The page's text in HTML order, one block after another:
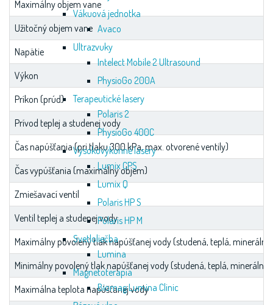
Vákuová jednotka
Avaco
Ultrazvuky
Intelect Mobile 2 Ultrasound
PhysioGo 200A
Terapeutické lasery
Polaris 2
PhysioGo 400C
Vysokovýkonné lasery
Lumix CPS
Lumix Q
Polaris HP S
Polaris HP M
Svetloliečba
Lumina
Magnetoterapia
Biomag Lumina Clinic
Maximálny objem vane
Užitočný objem vane
Napätie
Výkon
Príkon (prúd)
Prívod teplej a studenej vody
Čas napúšťania (pri tlaku 300 kPa, max. otvorené ventily)
Čas vypúšťania (maximálny objem)
Zmiešavací ventil
Ventil teplej a studenej vody
Maximálny povolený tlak napúšťanej vody (studená, teplá,
Minimálny povolený tlak napúšťanej vody (studená, teplá, minerálna)
Maximálna teplota napúšťanej vody